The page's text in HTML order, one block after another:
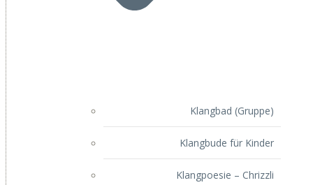
Klangbad (Gruppe)
Klangbude für Kinder
Klangpoesie – Chrizzli